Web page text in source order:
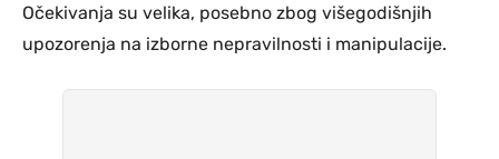
Očekivanja su velika, posebno zbog višegodišnjih
upozorenja na izborne nepravilnosti i manipulacije.